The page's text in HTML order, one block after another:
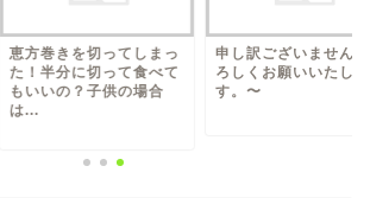
申し訳ございませんがよ
ろしくお願いいたしま
す。〜
0528の市外局番はど
こ？052‐856や
は？迷惑電...